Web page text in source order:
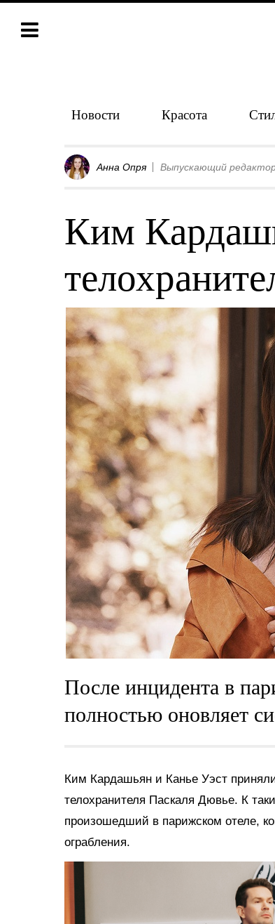
Новости Красота
Анна Опря Выпускающий
Ким
После инцидента в
полностью оновляет
Ким Кардашьян и Канье Уэст
телохранителя Паскаля Дювье. К
произошедший в парижском отеле,
ограбления.